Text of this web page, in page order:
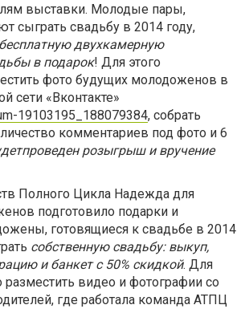
выставки. Молодые пары,
сыграть свадьбу в 2014 году,
бесплатную двухкамерную
в подарок! Для этого
фото будущих молодоженов в
сети «Вконтакте»
19103195_188079384, собрать
комментариев под фото и 6
проведен розыгрыш и вручение
Полного Цикла Надежда для
подготовило подарки и
готовящиеся к свадьбе в 2014
собственную свадьбу: выкуп,
и банкет с 50% скидкой. Для
разместить видео и фотографии со
где работала команда АТПЦ